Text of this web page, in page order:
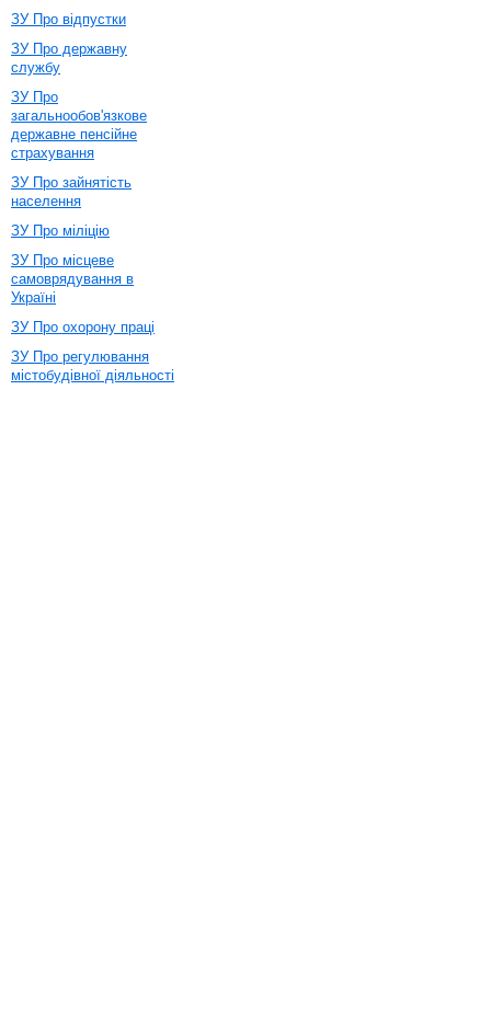
ЗУ Про відпустки
ЗУ Про державну
службу
ЗУ Про
загальнообов'язкове
державне пенсійне
страхування
ЗУ Про зайнятість
населення
ЗУ Про міліцію
ЗУ Про місцеве
самоврядування в
Україні
ЗУ Про охорону праці
ЗУ Про регулювання
містобудівної діяльності